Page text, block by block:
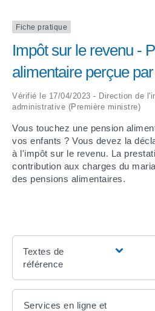
Fiche pratique
Impôt sur le revenu -
alimentaire perçue
Vérifié le 17/04/2023 - Direction de
administrative (Première ministre)
Vous touchez une pension
vos enfants ? Vous devez la
à l'impôt sur le revenu. La
contribution aux charges du
des pensions alimentaires.
Textes de
référence
Services en ligne et
ARRÊTÉS MUNICIPAUX
DÉLIBÉRATIONS